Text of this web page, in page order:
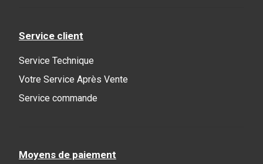
Service client
Service Technique
Votre Service Après Vente
Service commande
Moyens de paiement